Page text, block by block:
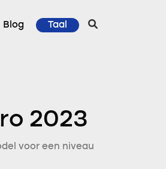
Blog Taal
2023
voor een niveau